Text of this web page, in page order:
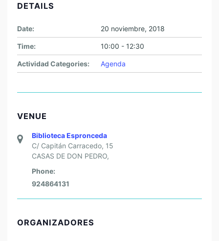
DETAILS
Date: 20 noviembre, 2018
Time: 10:00 - 12:30
Actividad Categories: Agenda
VENUE
Biblioteca Espronceda
C/ Capitán Carracedo, 15
CASAS DE DON PEDRO,
Phone:
924864131
ORGANIZADORES